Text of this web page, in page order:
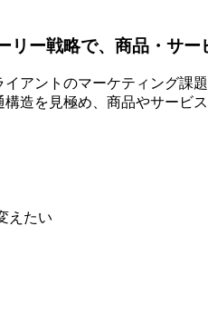
ー戦略で、商品・サ
アントのマーケティング課
造を見極め、商品やサービ
えたい